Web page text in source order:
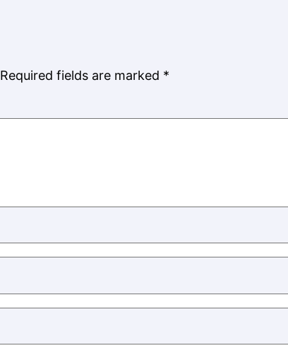
Required fields are marked *